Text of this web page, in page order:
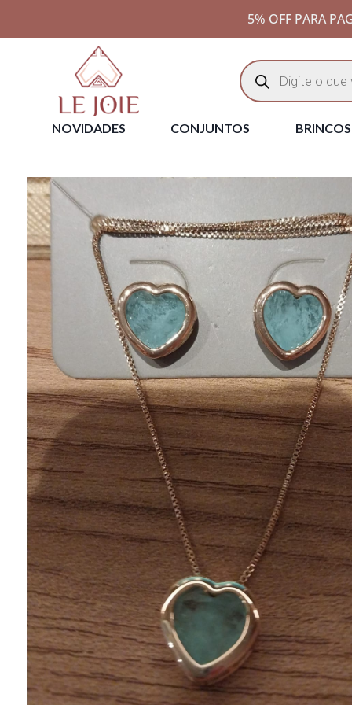
5% OFF PARA
NOVIDADES CONJUNTOS BRINCOS